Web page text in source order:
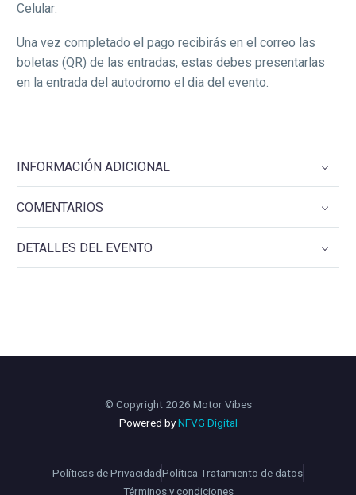
Celular:
Una vez completado el pago recibirás en el correo las
boletas (QR) de las entradas, estas debes presentarlas
en la entrada del autodromo el dia del evento.
INFORMACIÓN ADICIONAL
COMENTARIOS
DETALLES DEL EVENTO
© Copyright 2026 Motor Vibes
Powered byNFVG Digital
Políticas de PrivacidadPolítica Tratamiento de datos
Términos y condiciones